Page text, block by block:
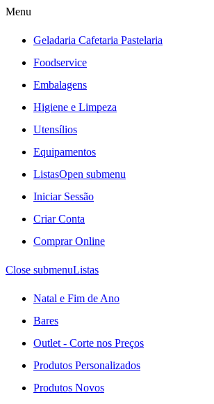
Menu
Geladaria Cafetaria Pastelaria
Foodservice
Embalagens
Higiene e Limpeza
Utensílios
Equipamentos
ListasOpen submenu
Iniciar Sessão
Criar Conta
Comprar Online
Close submenuListas
Natal e Fim de Ano
Bares
Outlet - Corte nos Preços
Produtos Personalizados
Produtos Novos